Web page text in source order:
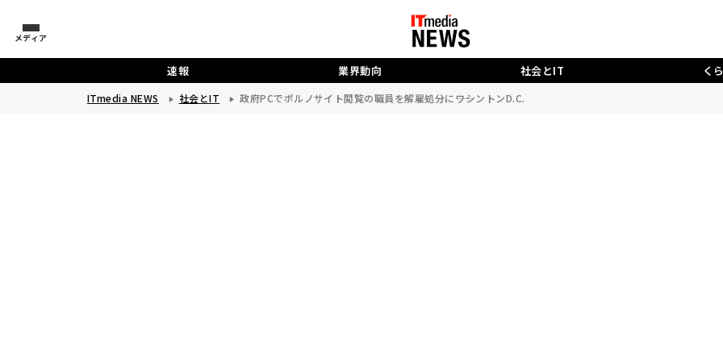
メディア
速報 業界動向 社会とIT く
ITmedia NEWS 社会とIT 政府PCでポルノサイト閲覧の職員を解雇処分に――ワシントンD.C.